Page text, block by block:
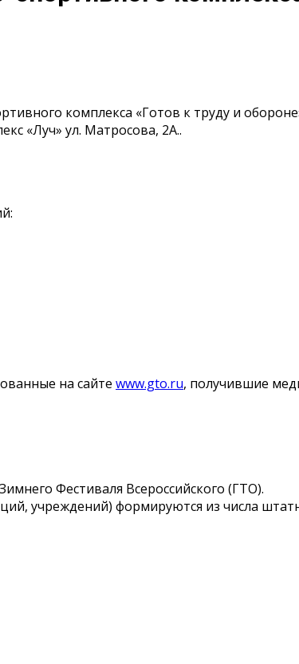
комплекса «Готов к труду и
«Луч» ул. Матросова, 2А..
на сайте www.gto.ru, получившие
Фестиваля Всероссийского (ГТО).
учреждений) формируются из числа